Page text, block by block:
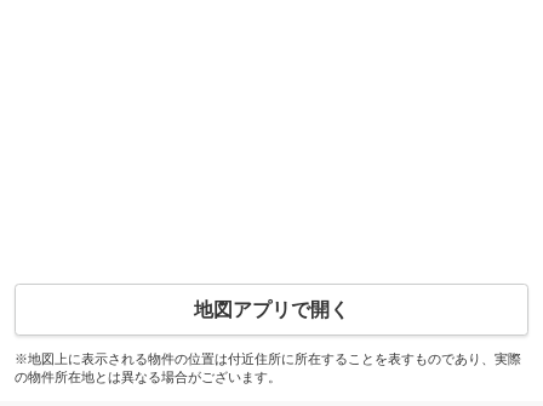
地図アプリで開く
※地図上に表示される物件の位置は付近住所に所在することを表すものであり、実際
の物件所在地とは異なる場合がございます。